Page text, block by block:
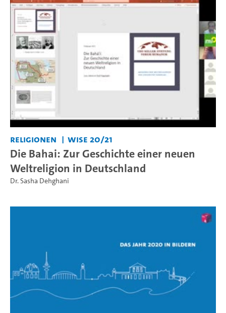
Religionen WiSe 20/21
Die Bahai: Zur Geschichte einer neuen
Weltreligion in Deutschland
Dr. Sasha Dehghani